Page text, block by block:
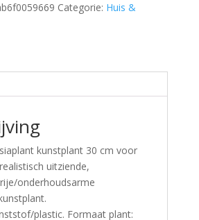
Categorie: Huis &
kunstplant 30 cm voor
uitziende,
onderhoudsarme
plastic. Formaat plant: